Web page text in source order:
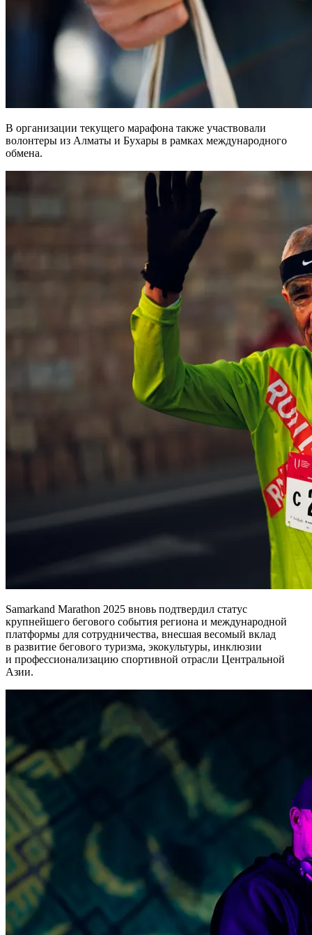
В организации текущего марафона также участвовали
волонтеры из Алматы и Бухары в рамках международного
обмена.
Samarkand Marathon 2025 вновь подтвердил статус
крупнейшего бегового события региона и международной
платформы для сотрудничества, внесшая весомый вклад
в развитие бегового туризма, экокультуры, инклюзии
и профессионализацию спортивной отрасли Центральной
Азии.